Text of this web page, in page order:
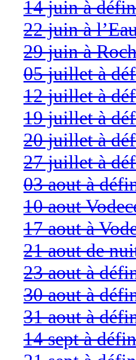
14 juin à
22 juin à
29 juin à
05 juillet à
12 juillet à
19 juillet à
20 juillet à
27 juillet à
03 aout à
10 aout
17 aout à
21 aout de
23 aout à
30 aout à
31 aout à
14 sept à